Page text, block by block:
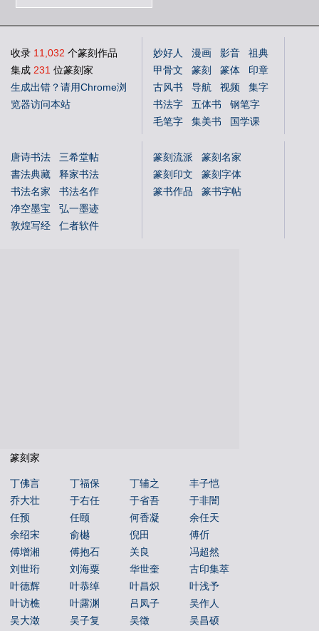
收录 11,032 个篆刻作品
集成 231 位篆刻家
生成出错？请用Chrome浏
览器访问本站
妙好人 漫画 影音
祖典
甲骨文
篆刻 篆体
印章
古风书
导航 视频
集字
书法字
五体书
钢笔字
毛笔字
集美书
国学课
唐诗书法
三希堂帖
書法典藏
释家书法
书法名家
书法名作
净空墨宝
弘一墨迹
敦煌写经
仁者软件
篆刻流派
篆刻名家
篆刻印文
篆刻字体
篆书作品
篆书字帖
篆刻家
丁佛言 丁福保 丁辅之
丰子恺
乔大壮
于右任 于省吾
于非闇
任预
任颐 何香凝
余任天
余绍宋
俞樾 倪田
傅伒
傅增湘
傅抱石 关良
冯超然
刘世珩
刘海粟 华世奎
古印集萃
叶德辉
叶恭绰 叶昌炽
叶浅予
叶访樵
叶露渊 吕凤子
吴作人
吴大澂
吴子复 吴徵
吴昌硕